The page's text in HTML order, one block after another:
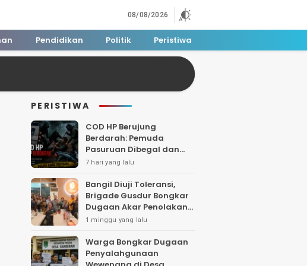
08/08/2026
Pendidikan Politik Peristiwa
PERISTIWA
COD HP Berujung
Berdarah: Pemuda
Pasuruan Dibegal dan
Dibacok di Tengah Hutan
7 hari yang lalu
Bangil Diuji Toleransi,
Brigade Gusdur Bongkar
Dugaan Akar Penolakan
Tempat Ibadah
1 minggu yang lalu
Warga Bongkar Dugaan
Penyalahgunaan